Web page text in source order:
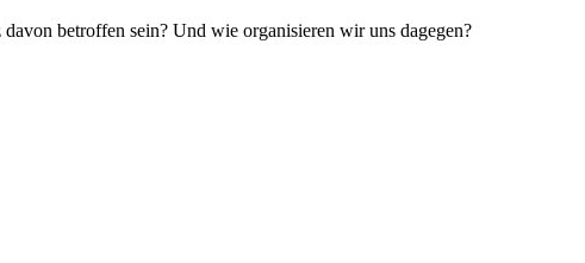
betroffen sein? Und wie organisieren wir uns dagegen?